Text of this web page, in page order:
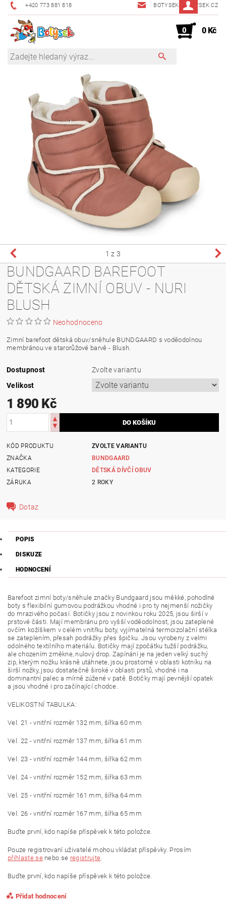
+420 773 881 818 BOTYSEK@BOTYSEK.CZ
0 0 Kč
1 z 3
BUNDGAARD BAREFOOT
DĚTSKÁ ZIMNÍ OBUV - NURI
BLUSH
Neohodnoceno
Zimní barefoot dětská obuv/sněhule BUNDGAARD s voděodolnou
membránou ve starorůžové barvě - Blush.
Dostupnost
Zvolte variantu
Velikost
1 890 Kč
KÓD PRODUKTU
ZVOLTE VARIANTU
ZNAČKA
BUNDGAARD
KATEGORIE
DĚTSKÁ DÍVČÍ OBUV
ZÁRUKA
2 ROKY
Dotaz
POPIS
DISKUZE
HODNOCENÍ
Barefoot zimní boty/sněhule značky Bundgaard jsou měkké, pohodlné
boty s flexibilní gumovou podrážkou vhodné i pro ty nejmenší nožičky
do mrazivého počasí. Botičky jsou z novinkou roku 2025, jsou širší v
prstové části. Mají membránu pro vyšší voděodolnost, jsou zateplené
ovčím kožíškem v celém vnitřku boty, vyjímatelná termoizolační stélka
se zateplením, přesah podrážky přes špičku. Jsou vyrobeny z velmi
odolného textilního materiálu. Botičky mají zpočátku tužší podrážku,
ale chozením změkne, nulový drop. Zapínání je na jeden velký suchý
zip, kterým nožku krásně utáhnete, jsou prostorné v oblasti kotníku na
širší nožky, jsou dostatečně široké v oblasti prstů, vhodné i na
dominantní palec a mírně zúžené v patě. Botičky mají pevnější opatek
a jsou vhodné i pro začínající chodce.
VELIKOSTNÍ TABULKA:
Vel. 21 - vnitřní rozměr 132 mm, šířka 60 mm
Vel. 22 - vnitřní rozměr 137 mm, šířka 61 mm
Vel. 23 - vnitřní rozměr 144 mm, šířka 62 mm
Vel. 24 - vnitřní rozměr 152 mm, šířka 63 mm
Vel. 25 - vnitřní rozměr 161 mm, šířka 64 mm
Vel. 26 - vnitřní rozměr 167 mm, šířka 65 mm
Buďte první, kdo napíše příspěvek k této položce.
Pouze registrovaní uživatelé mohou vkládat příspěvky. Prosím
přihlaste senebo se registrujte.
Buďte první, kdo napíše příspěvek k této položce.
Přidat hodnocení